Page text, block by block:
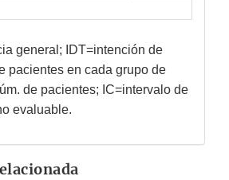
general; IDT=intención de
pacientes en cada grupo de
de pacientes; IC=intervalo de
evaluable.